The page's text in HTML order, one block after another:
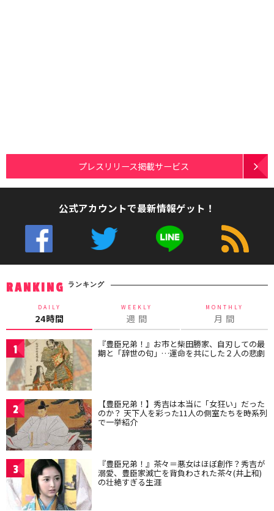
プレスリリース掲載サービス
公式アカウントで最新情報ゲット！
RANKING ランキング
DAILY
24時間
WEEKLY
週 間
MONTHLY
月 間
1 『豊臣兄弟！』お市と柴田勝家、自刃しての最
期と「辞世の句」…運命を共にした２人の悲劇
2 【豊臣兄弟！】秀吉は本当に「女狂い」だった
のか？ 天下人を彩った11人の側室たちを時系列
で一挙紹介
3 『豊臣兄弟！』茶々＝悪女はほぼ創作？秀吉が
溺愛、豊臣家滅亡を背負わされた茶々(井上和)
の壮絶すぎる生涯